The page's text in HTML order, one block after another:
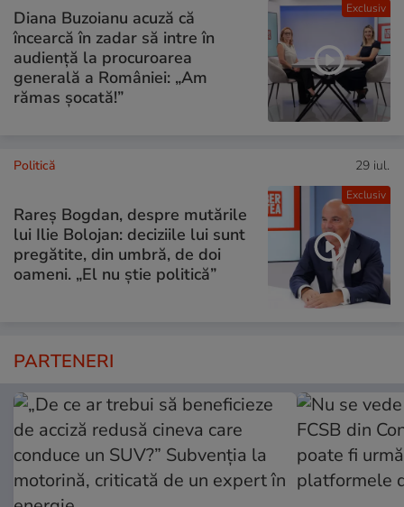
Exclusiv
Diana Buzoianu acuză că
încearcă în zadar să intre în
audiență la procuroarea
generală a României: „Am
rămas șocată!”
Exclusiv
Politică 29 iul.
Rareș Bogdan, despre mutările
lui Ilie Bolojan: deciziile lui sunt
pregătite, din umbră, de doi
oameni. „El nu știe politică”
PARTENERI